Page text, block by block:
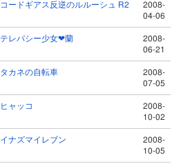
コードギアス反逆のルルーシュ R2
2008-
04-06
テレパシー少女❤蘭
2008-
06-21
タカネの自転車
2008-
07-05
ヒャッコ
2008-
10-02
イナズマイレブン
2008-
10-05